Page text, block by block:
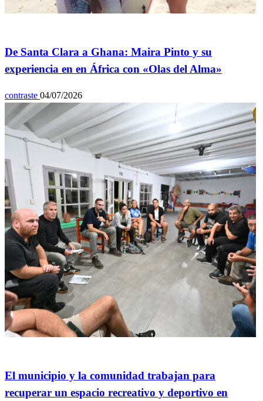
De Santa Clara a Ghana: Maira Pinto y su
experiencia en en África con «Olas del Alma»
contraste 04/07/2026
El municipio y la comunidad trabajan para
recuperar un espacio recreativo y deportivo en